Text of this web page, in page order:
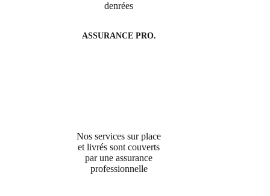
denrées
ASSURANCE PRO.
Nos services sur place
et livrés sont couverts
par une assurance
professionnelle